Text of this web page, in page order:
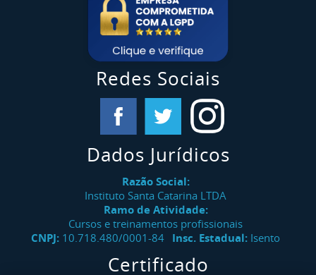
Redes Sociais
Dados Jurídicos
Razão Social:
Instituto Santa Catarina LTDA
Ramo de Atividade:
Cursos e treinamentos profissionais
CNPJ: 10.718.480/0001-84 Insc. Estadual: Isento
Certificado